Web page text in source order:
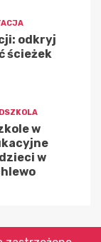
odkryj
ścieżek
w
w